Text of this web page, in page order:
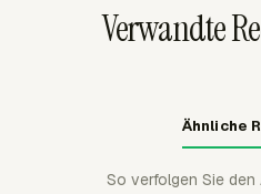
Verwandte
Ähnliche
So verfolgen Sie